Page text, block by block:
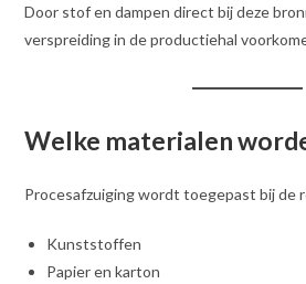
Door stof en dampen direct bij deze
verspreiding in de productiehal
Welke materialen
Procesafzuiging wordt toegepast bij de
Kunststoffen
Papier en karton